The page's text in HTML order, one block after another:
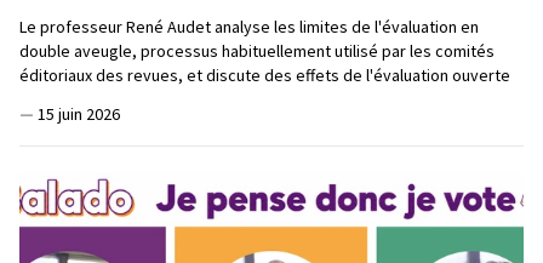
Le professeur René Audet analyse les limites de l'évaluation en
double aveugle, processus habituellement utilisé par les comités
éditoriaux des revues, et discute des effets de l'évaluation ouverte
— 15 juin 2026